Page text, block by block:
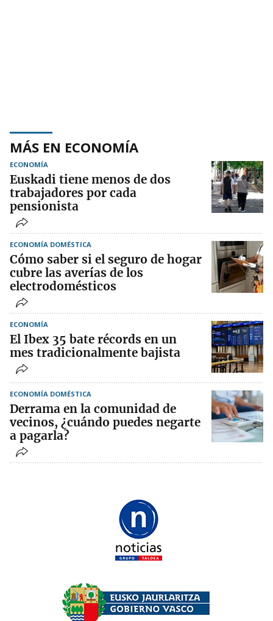
MÁS EN ECONOMÍA
ECONOMÍA
Euskadi tiene menos de dos
trabajadores por cada
pensionista
ECONOMÍA DOMÉSTICA
Cómo saber si el seguro de hogar
cubre las averías de los
electrodomésticos
ECONOMÍA
El Ibex 35 bate récords en un
mes tradicionalmente bajista
ECONOMÍA DOMÉSTICA
Derrama en la comunidad de
vecinos, ¿cuándo puedes negarte
a pagarla?